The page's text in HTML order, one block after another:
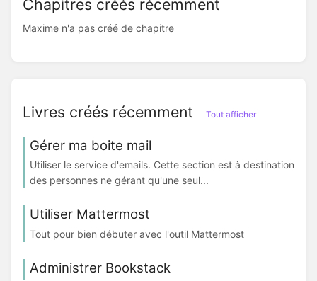
Chapitres créés récemment
Maxime n'a pas créé de chapitre
Livres créés récemment Tout afficher
Gérer ma boite mail
Utiliser le service d'emails. Cette section est à destination
des personnes ne gérant qu'une seul...
Utiliser Mattermost
Tout pour bien débuter avec l'outil Mattermost
Administrer Bookstack